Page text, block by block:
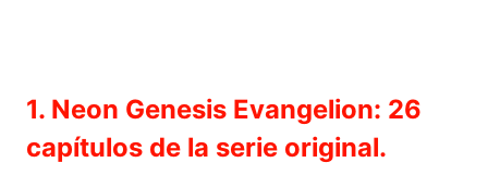
1. Neon Genesis Evangelion: 26
capítulos de la serie original.